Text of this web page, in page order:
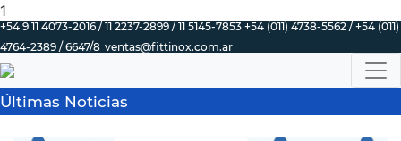
1
+54 9 11 4073-2016 / 11 2237-2899 / 11 5145-7853 +54 (011) 4738-5562 / +54 (011)
4764-2389 / 6647/8 ventas@fittinox.com.ar
Últimas Noticias